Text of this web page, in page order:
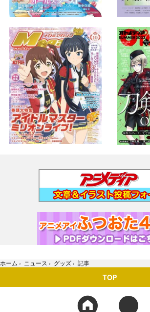
ホーム › ニュース › グッズ › 記事
TOP